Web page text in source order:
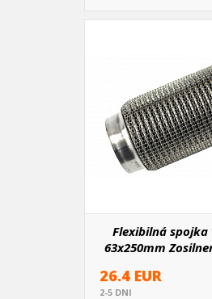
Flexibilná
63x250mm
26.4 EUR
2-5 DNI